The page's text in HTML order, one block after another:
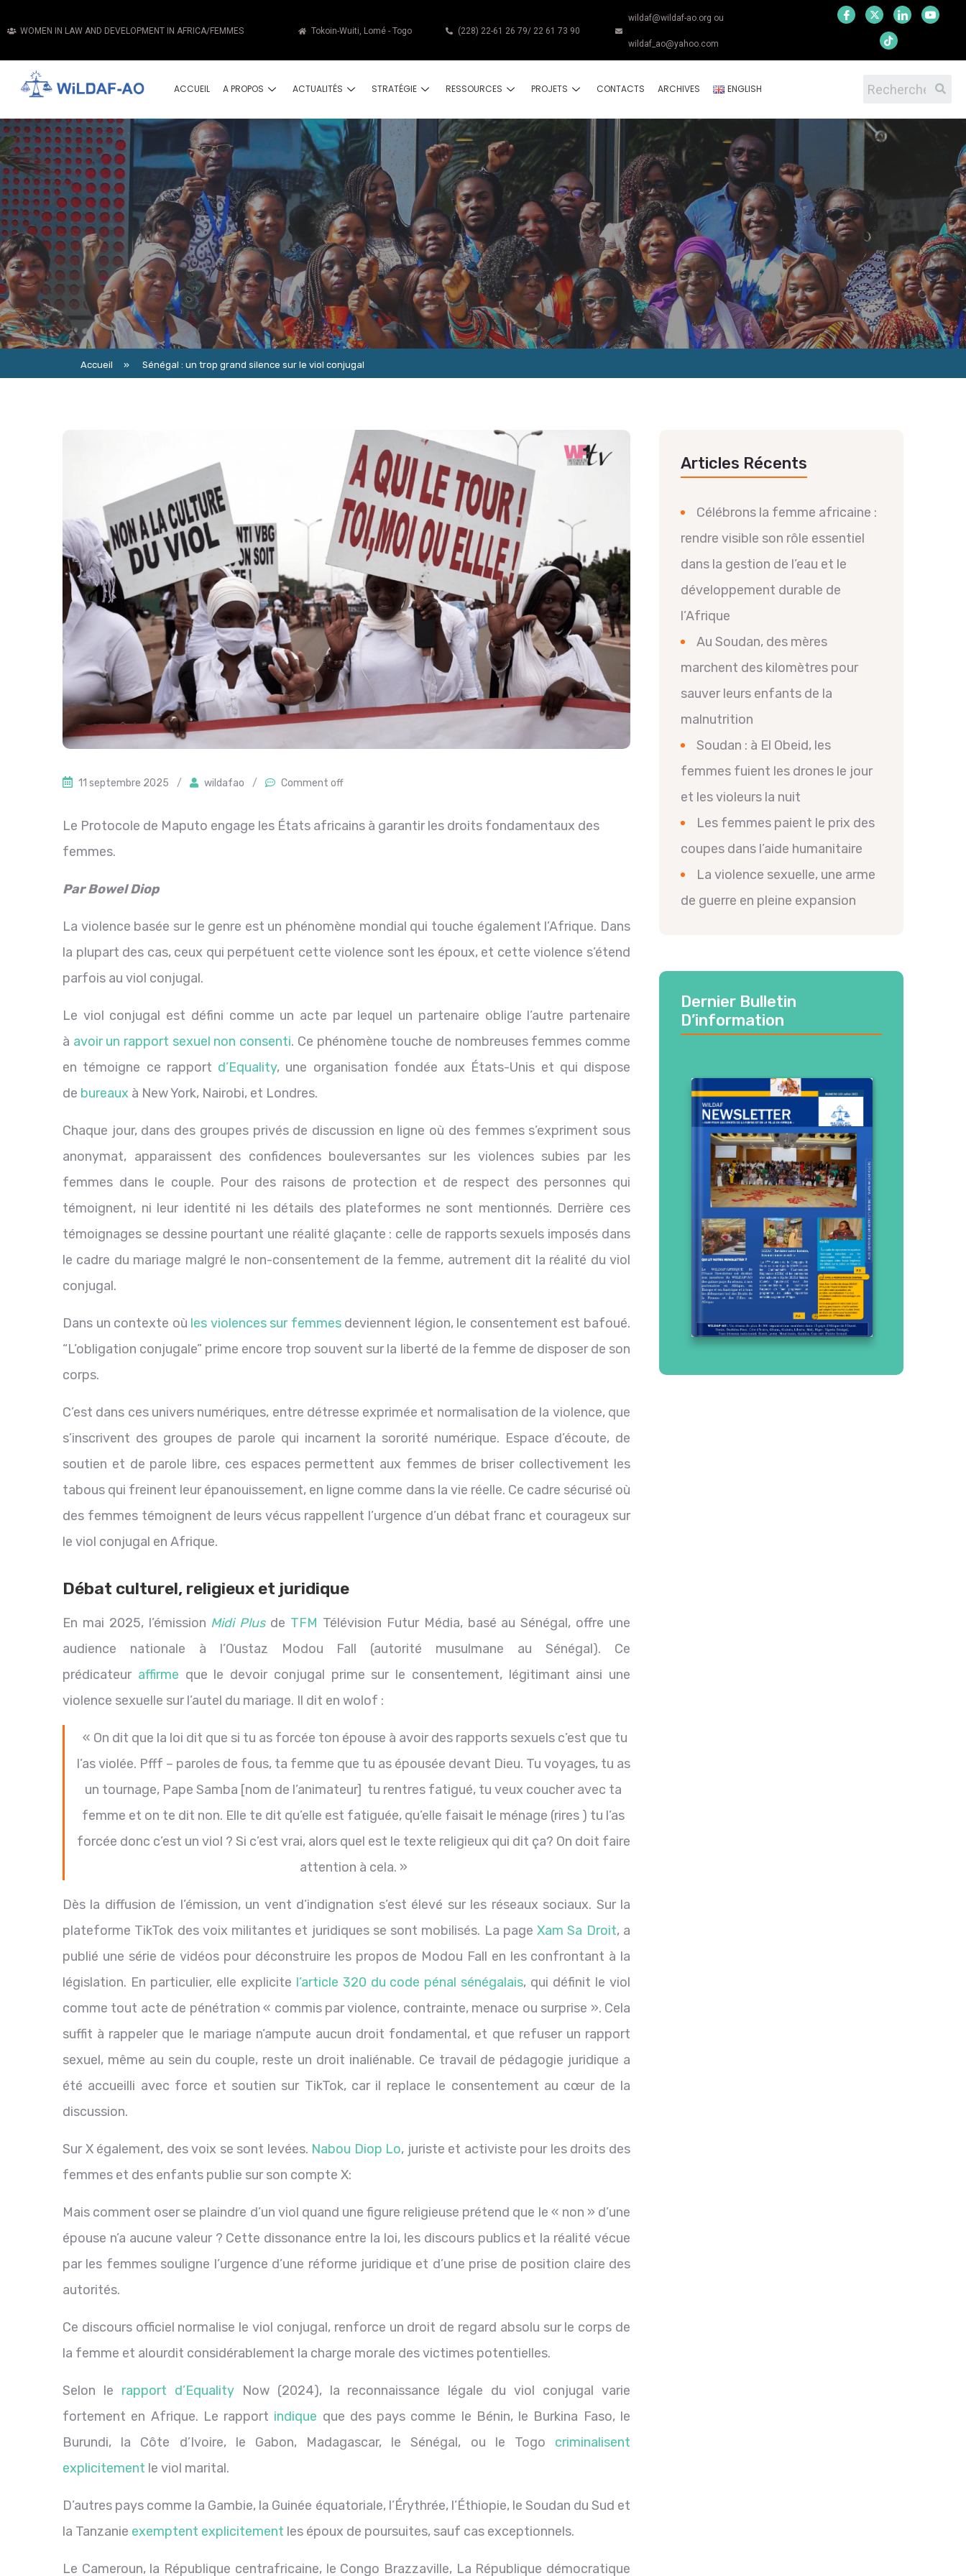
WOMEN IN LAW AND DEVELOPMENT IN AFRICA/FEMMES Tokoin-Wuiti, Lomé - Togo (228) 22-61 26 79/ 22 61 73 90
wildaf@wildaf-ao.org ou
wildaf_ao@yahoo.com
ACCUEIL A PROPOS ACTUALITÉS STRATÉGIE RESSOURCES PROJETS CONTACTS ARCHIVES ENGLISH
Accueil » Sénégal : un trop grand silence sur le viol conjugal
11 septembre 2025 / wildafao / Comment off
Le Protocole de Maputo engage les États africains à garantir les droits fondamentaux des
femmes.
Par Bowel Diop
La violence basée sur le genre est un phénomène mondial qui touche également l’Afrique. Dans
la plupart des cas, ceux qui perpétuent cette violence sont les époux, et cette violence s’étend
parfois au viol conjugal.
Le viol conjugal est défini comme un acte par lequel un partenaire oblige l’autre partenaire
à avoir un rapport sexuel non consenti. Ce phénomène touche de nombreuses femmes comme
en témoigne ce rapport d’Equality, une organisation fondée aux États-Unis et qui dispose
de bureaux à New York, Nairobi, et Londres.
Chaque jour, dans des groupes privés de discussion en ligne où des femmes s’expriment sous
anonymat, apparaissent des confidences bouleversantes sur les violences subies par les
femmes dans le couple. Pour des raisons de protection et de respect des personnes qui
témoignent, ni leur identité ni les détails des plateformes ne sont mentionnés. Derrière ces
témoignages se dessine pourtant une réalité glaçante : celle de rapports sexuels imposés dans
le cadre du mariage malgré le non-consentement de la femme, autrement dit la réalité du viol
conjugal.
Dans un contexte où les violences sur femmesdeviennent légion, le consentement est bafoué.
“L’obligation conjugale” prime encore trop souvent sur la liberté de la femme de disposer de son
corps.
C’est dans ces univers numériques, entre détresse exprimée et normalisation de la violence, que
s’inscrivent des groupes de parole qui incarnent la sororité numérique. Espace d’écoute, de
soutien et de parole libre, ces espaces permettent aux femmes de briser collectivement les
tabous qui freinent leur épanouissement, en ligne comme dans la vie réelle. Ce cadre sécurisé où
des femmes témoignent de leurs vécus rappellent l’urgence d’un débat franc et courageux sur
le viol conjugal en Afrique.
Débat culturel, religieux et juridique
En mai 2025, l’émission Midi Plusde TFM Télévision Futur Média, basé au Sénégal, offre une
audience nationale à l’Oustaz Modou Fall (autorité musulmane au Sénégal). Ce
prédicateur affirme que le devoir conjugal prime sur le consentement, légitimant ainsi une
violence sexuelle sur l’autel du mariage. Il dit en wolof :
« On dit que la loi dit que si tu as forcée ton épouse à avoir des rapports sexuels c’est que tu
l’as violée. Pfff – paroles de fous, ta femme que tu as épousée devant Dieu. Tu voyages, tu as
un tournage, Pape Samba [nom de l’animateur] tu rentres fatigué, tu veux coucher avec ta
femme et on te dit non. Elle te dit qu’elle est fatiguée, qu’elle faisait le ménage (rires ) tu l’as
forcée donc c’est un viol ? Si c’est vrai, alors quel est le texte religieux qui dit ça? On doit faire
attention à cela. »
Dès la diffusion de l’émission, un vent d’indignation s’est élevé sur les réseaux sociaux. Sur la
plateforme TikTok des voix militantes et juridiques se sont mobilisés. La pageXam Sa Droit, a
publié une série de vidéos pour déconstruire les propos de Modou Fall en les confrontant à la
législation. En particulier, elle explicite l’article 320 du code pénal sénégalais, qui définit le viol
comme tout acte de pénétration « commis par violence, contrainte, menace ou surprise ». Cela
suffit à rappeler que le mariage n’ampute aucun droit fondamental, et que refuser un rapport
sexuel, même au sein du couple, reste un droit inaliénable. Ce travail de pédagogie juridique a
été accueilli avec force et soutien sur TikTok, car il replace le consentement au cœur de la
discussion.
Sur X également, des voix se sont levées. Nabou Diop Lo, juriste et activiste pour les droits des
femmes et des enfants publie sur son compte X:
Mais comment oser se plaindre d’un viol quand une figure religieuse prétend que le « non » d’une
épouse n’a aucune valeur ? Cette dissonance entre la loi, les discours publics et la réalité vécue
par les femmes souligne l’urgence d’une réforme juridique et d’une prise de position claire des
autorités.
Ce discours officiel normalise le viol conjugal, renforce un droit de regard absolu sur le corps de
la femme et alourdit considérablement la charge morale des victimes potentielles.
Selon le rapport d’EqualityNow (2024), la reconnaissance légale du viol conjugal varie
fortement en Afrique. Le rapport indique que des pays comme le Bénin, le Burkina Faso, le
Burundi, la Côte d’Ivoire, le Gabon, Madagascar, le Sénégal, ou le Togo criminalisent
explicitement le viol marital.
D’autres pays comme la Gambie, la Guinée équatoriale, l’Érythrée, l’Éthiopie, le Soudan du Sud et
la Tanzanie exemptent explicitement les époux de poursuites, sauf cas exceptionnels.
Le Cameroun, la République centrafricaine, le Congo Brazzaville, La République démocratique
Articles Récents
Célébrons la femme africaine :
rendre visible son rôle essentiel
dans la gestion de l’eau et le
développement durable de
l’Afrique
Au Soudan, des mères
marchent des kilomètres pour
sauver leurs enfants de la
malnutrition
Soudan : à El Obeid, les
femmes fuient les drones le jour
et les violeurs la nuit
Les femmes paient le prix des
coupes dans l’aide humanitaire
La violence sexuelle, une arme
de guerre en pleine expansion
Dernier Bulletin
D’information